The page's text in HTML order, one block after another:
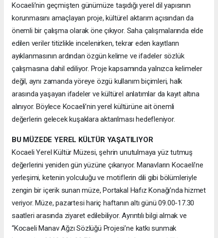
Kocaeli’nin geçmişten günümüze taşıdığı yerel dil yapısının
korunmasını amaçlayan proje, kültürel aktarım açısından da
önemli bir çalışma olarak öne çıkıyor. Saha çalışmalarında elde
edilen veriler titizlikle incelenirken, tekrar eden kayıtların
ayıklanmasının ardından özgün kelime ve ifadeler sözlük
çalışmasına dahil ediliyor. Proje kapsamında yalnızca kelimeler
değil, aynı zamanda yöreye özgü kullanım biçimleri, halk
arasında yaşayan ifadeler ve kültürel anlatımlar da kayıt altına
alınıyor. Böylece Kocaeli’nin yerel kültürüne ait önemli
değerlerin gelecek kuşaklara aktarılması hedefleniyor.
BU MÜZEDE YEREL KÜLTÜR YAŞATILIYOR
Kocaeli Yerel Kültür Müzesi, şehrin unutulmaya yüz tutmuş
değerlerini yeniden gün yüzüne çıkarıyor. Manavların Kocaeli’ne
yerleşimi, ketenin yolculuğu ve motiflerin dili gibi bölümleriyle
zengin bir içerik sunan müze, Portakal Hafız Konağı’nda hizmet
veriyor. Müze, pazartesi hariç haftanın altı günü 09.00-17.30
saatleri arasında ziyaret edilebiliyor. Ayrıntılı bilgi almak ve
“Kocaeli Manav Ağzı Sözlüğü Projesi’ne katkı sunmak